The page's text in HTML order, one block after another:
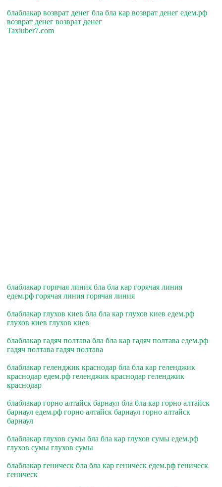
блаблакар возврат денег бла бла кар возврат денег едем.рф
возврат денег возврат денег
Taxiuber7.com
блаблакар горячая линия бла бла кар горячая линия
едем.рф горячая линия горячая линия
блаблакар глухов киев бла бла кар глухов киев едем.рф
глухов киев глухов киев
блаблакар гадяч полтава бла бла кар гадяч полтава едем.рф
гадяч полтава гадяч полтава
блаблакар геленджик краснодар бла бла кар геленджик
краснодар едем.рф геленджик краснодар геленджик
краснодар
блаблакар горно алтайск барнаул бла бла кар горно алтайск
барнаул едем.рф горно алтайск барнаул горно алтайск
барнаул
блаблакар глухов сумы бла бла кар глухов сумы едем.рф
глухов сумы глухов сумы
блаблакар геническ бла бла кар геническ едем.рф геническ
геническ